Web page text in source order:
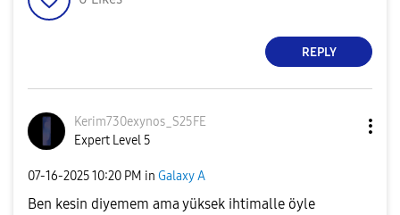
REPLY
Kerim730exynos_ S25FE
Expert Level 5
‎07-16-202510:20 PM in Galaxy A
Ben kesin diyemem ama yüksek ihtimalle öyle